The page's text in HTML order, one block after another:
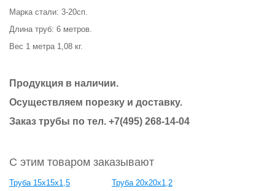
Марка стали: 3-20сп.
Длина труб: 6 метров.
Вес 1 метра 1,08 кг.
Продукция в наличии.
Осуществляем порезку и доставку.
Заказ трубы по тел. +7(495) 268-14-04
С этим товаром заказывают
Труба 15х15х1,5 Труба 20х20х1,2